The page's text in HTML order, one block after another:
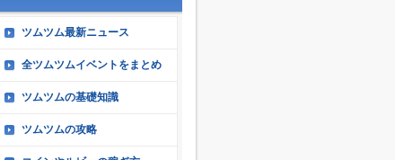
ツムツム最新ニュース
全ツムツムイベントをまとめ
ツムツムの基礎知識
ツムツムの攻略